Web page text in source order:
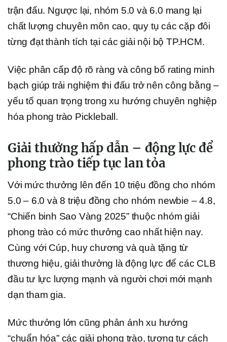
trận đấu. Ngược lại, nhóm 5.0 và 6.0 mang lại
chất lượng chuyên môn cao, quy tụ các cặp đôi
từng đạt thành tích tại các giải nội bộ TP.HCM.
Việc phân cấp độ rõ ràng và công bố rating minh
bạch giúp trải nghiệm thi đấu trở nên công bằng –
yếu tố quan trọng trong xu hướng chuyên nghiệp
hóa phong trào Pickleball.
Giải thưởng hấp dẫn – động lực để
phong trào tiếp tục lan tỏa
Với mức thưởng lên đến 10 triệu đồng cho nhóm
5.0 – 6.0 và 8 triệu đồng cho nhóm newbie – 4.8,
“Chiến binh Sao Vàng 2025” thuộc nhóm giải
phong trào có mức thưởng cao nhất hiện nay.
Cùng với Cúp, huy chương và quà tặng từ
thương hiệu, giải thưởng là động lực để các CLB
đầu tư lực lượng mạnh và người chơi mới mạnh
dạn tham gia.
Mức thưởng lớn cũng phản ánh xu hướng
“chuẩn hóa” các giải phong trào, tương tự cách